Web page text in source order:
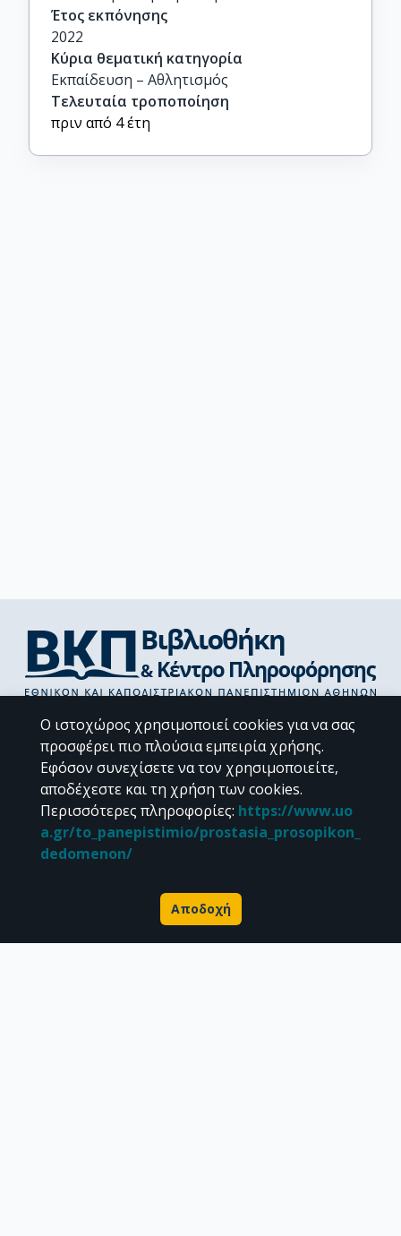
Έτος εκπόνησης
2022
Κύρια θεματική κατηγορία
Εκπαίδευση – Αθλητισμός
Τελευταία τροποποίηση
πριν από 4 έτη
Βιβλιοθήκες Σχολών του ΕΚΠΑ
Υπολογιστικό Κέντρο Βιβλιοθηκών
Επικοινωνία / Helpdesk
Ο ιστοχώρος χρησιμοποιεί cookies για να σας
προσφέρει πιο πλούσια εμπειρία χρήσης.
Εφόσον συνεχίσετε να τον χρησιμοποιείτε,
αποδέχεστε και τη χρήση των cookies.
Περισσότερες πληροφορίες: https://www.uo
a.gr/to_panepistimio/prostasia_prosopikon_
dedomenon/
Αποδοχή